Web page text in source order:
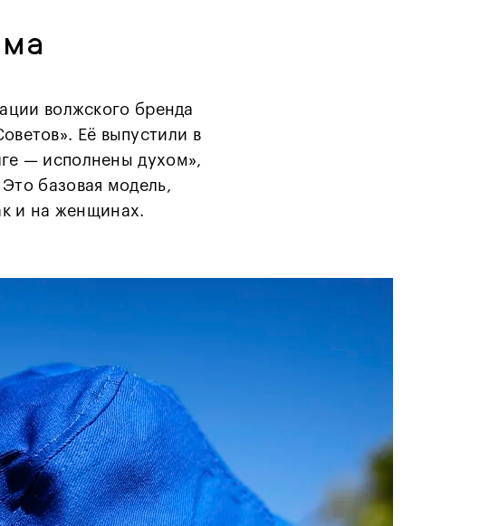
волжского бренда
Её выпустили в
— исполнены духом»,
базовая модель,
и на женщинах.